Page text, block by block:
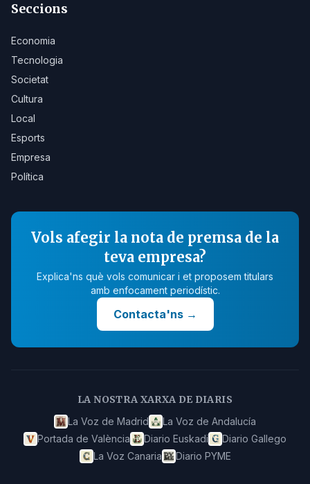
Seccions
Economia
Tecnologia
Societat
Cultura
Local
Esports
Empresa
Política
Vols afegir la nota de premsa de la
teva empresa?
Explica'ns què vols comunicar i et proposem titulars
amb enfocament periodístic.
Contacta'ns→
LA NOSTRA XARXA DE DIARIS
La Voz de Madrid
La Voz de Andalucía
Portada de València
Diario Euskadi
Diario Gallego
La Voz Canaria
Diario PYME